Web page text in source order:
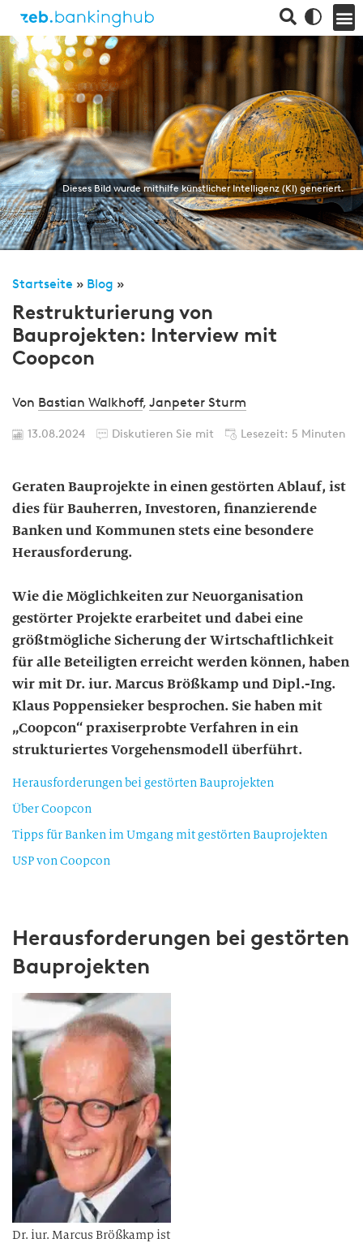
Dieses Bild wurde mithilfe künstlicher Intelligenz (KI) generiert.
Startseite » Blog »
Restrukturierung von
Bauprojekten: Interview mit
Coopcon
Von Bastian Walkhoff, Janpeter Sturm
13.08.2024 Diskutieren Sie mit Lesezeit: 5 Minuten
Geraten Bauprojekte in einen gestörten Ablauf, ist
dies für Bauherren, Investoren, finanzierende
Banken und Kommunen stets eine besondere
Herausforderung.
Wie die Möglichkeiten zur Neuorganisation
gestörter Projekte erarbeitet und dabei eine
größtmögliche Sicherung der Wirtschaftlichkeit
für alle Beteiligten erreicht werden können, haben
wir mit Dr. iur. Marcus Brößkamp und Dipl.-Ing.
Klaus Poppensieker besprochen. Sie haben mit
„Coopcon“ praxiserprobte Verfahren in ein
strukturiertes Vorgehensmodell überführt.
Herausforderungen bei gestörten Bauprojekten
Über Coopcon
Tipps für Banken im Umgang mit gestörten Bauprojekten
USP von Coopcon
Herausforderungen bei gestörten
Bauprojekten
Dr. iur. Marcus Brößkamp ist